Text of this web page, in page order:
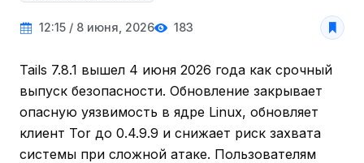
12:15 / 8 июня, 2026 183
Tails 7.8.1 вышел 4 июня 2026 года как срочный
выпуск безопасности. Обновление закрывает
опасную уязвимость в ядре Linux, обновляет
клиент Tor до 0.4.9.9 и снижает риск захвата
системы при сложной атаке. Пользователям